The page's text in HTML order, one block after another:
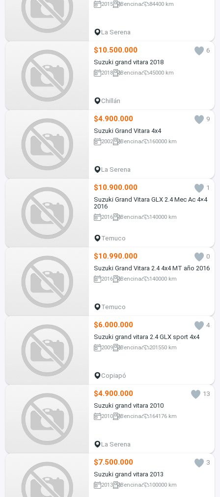
2015 Bencina 84400 km
La Serena
$10.500.000
6
Suzuki grand vitara 2018
2018 Bencina 45000 km
Chillán
$4.900.000
9
Suzuki Grand Vitara 4x4
2002 Bencina 160000 km
La Serena
$10.900.000
1
Suzuki Grand Vitara GLX 2.4 Mec Ac 4×4
2016
2016 Bencina 140000 km
Temuco
$10.990.000
0
Suzuki Grand Vitara 2.4 4x4 MT año 2016
2016 Bencina 140000 km
Temuco
$6.000.000
4
Suzuki grand vitara 2.4 GLX sport 4x4
2009 Bencina 201550 km
Copiapó
$4.900.000
13
Suzuki grand vitara 2010
2010 Bencina 164176 km
La Serena
$7.500.000
3
Suzuki grand vitara 2013
2013 Bencina 100000 km